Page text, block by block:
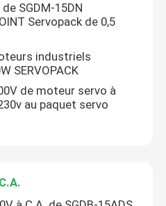
SGDM-15DN
Servopack de 0,5
industriels
SERVOPACK
de moteur servo à
au paquet servo